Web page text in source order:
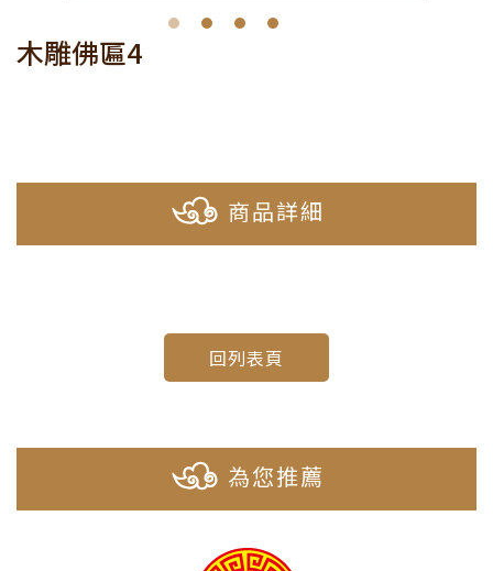
木雕佛匾4
商品詳細
回列表頁
為您推薦